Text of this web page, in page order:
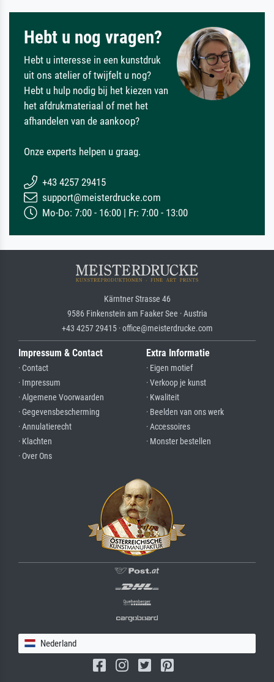
Hebt u nog vragen?
Hebt u interesse in een kunstdruk
uit ons atelier of twijfelt u nog?
Hebt u hulp nodig bij het kiezen van
het afdrukmateriaal of met het
afhandelen van de aankoop?
Onze experts helpen u graag.
+43 4257 29415
support@meisterdrucke.com
Mo-Do: 7:00 - 16:00 | Fr: 7:00 - 13:00
Kärntner Strasse 46
9586 Finkenstein am Faaker See · Austria
+43 4257 29415 · office@meisterdrucke.com
Impressum & Contact
· Contact
· Impressum
· Algemene Voorwaarden
· Gegevensbescherming
· Annulatierecht
· Klachten
· Over Ons
Extra Informatie
· Eigen motief
· Verkoop je kunst
· Kwaliteit
· Beelden van ons werk
· Accessoires
· Monster bestellen
Nederland